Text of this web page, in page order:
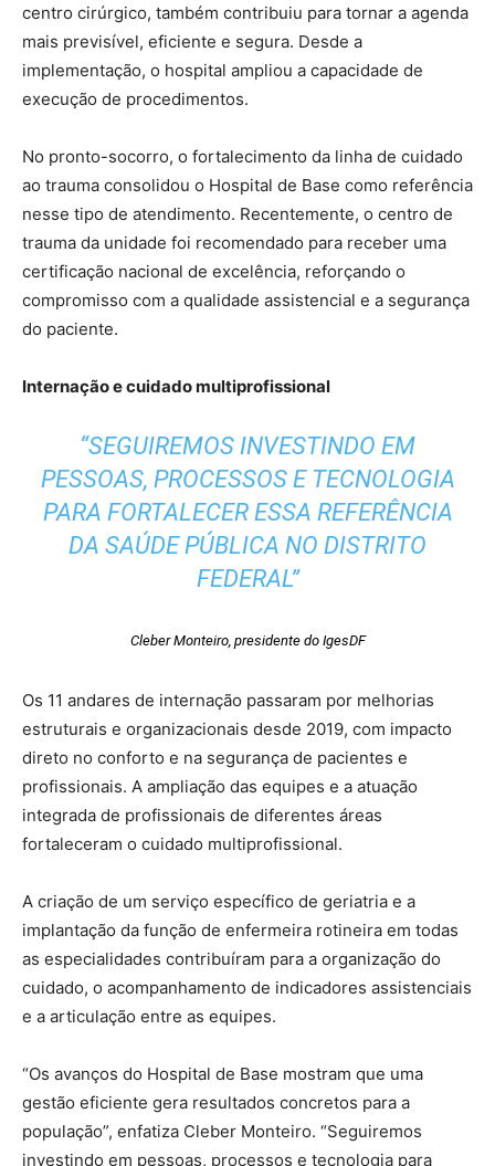
centro cirúrgico, também contribuiu para tornar a agenda
mais previsível, eficiente e segura. Desde a
implementação, o hospital ampliou a capacidade de
execução de procedimentos.
No pronto-socorro, o fortalecimento da linha de cuidado
ao trauma consolidou o Hospital de Base como referência
nesse tipo de atendimento. Recentemente, o centro de
trauma da unidade foi recomendado para receber uma
certificação nacional de excelência, reforçando o
compromisso com a qualidade assistencial e a segurança
do paciente.
Internação e cuidado multiprofissional
“SEGUIREMOS INVESTINDO EM
PESSOAS, PROCESSOS E TECNOLOGIA
PARA FORTALECER ESSA REFERÊNCIA
DA SAÚDE PÚBLICA NO DISTRITO
FEDERAL”
Cleber Monteiro, presidente do IgesDF
Os 11 andares de internação passaram por melhorias
estruturais e organizacionais desde 2019, com impacto
direto no conforto e na segurança de pacientes e
profissionais. A ampliação das equipes e a atuação
integrada de profissionais de diferentes áreas
fortaleceram o cuidado multiprofissional.
A criação de um serviço específico de geriatria e a
implantação da função de enfermeira rotineira em todas
as especialidades contribuíram para a organização do
cuidado, o acompanhamento de indicadores assistenciais
e a articulação entre as equipes.
“Os avanços do Hospital de Base mostram que uma
gestão eficiente gera resultados concretos para a
população”, enfatiza Cleber Monteiro. “Seguiremos
investindo em pessoas, processos e tecnologia para